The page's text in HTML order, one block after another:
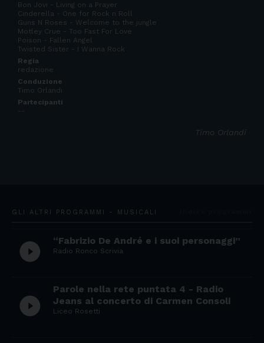
Bon Jovi - Living on a Prayer
Cinderella - One for Rock n Roll
Guns N Roses - Welcome to the jungle
Motley Crue - Too Fast For Love
Poison - Fallen Angel
Twisted Sister - I Wanna Rock
Regia
redazione
Conduzione
Timo Orlandi
Partecipanti
--
Timo Orlandi
GLI ALTRI PROGRAMMI - MUSICALI
play_circle_filled “Fabrizio De André e i suoi personaggi”
Radio Ronco Scrivia
play_circle_filled
Parole nella rete puntata 4 - Radio
Jeans al concerto di Carmen Consoli
Liceo Rosetti